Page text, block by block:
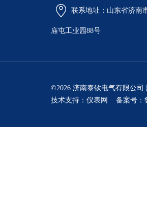
联系地址：山东省济南
庙屯工业园88号
©2026 济南泰钦电气有限公司
技术支持： 仪表网 备案号：